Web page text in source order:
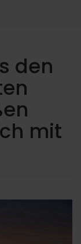
den
mit